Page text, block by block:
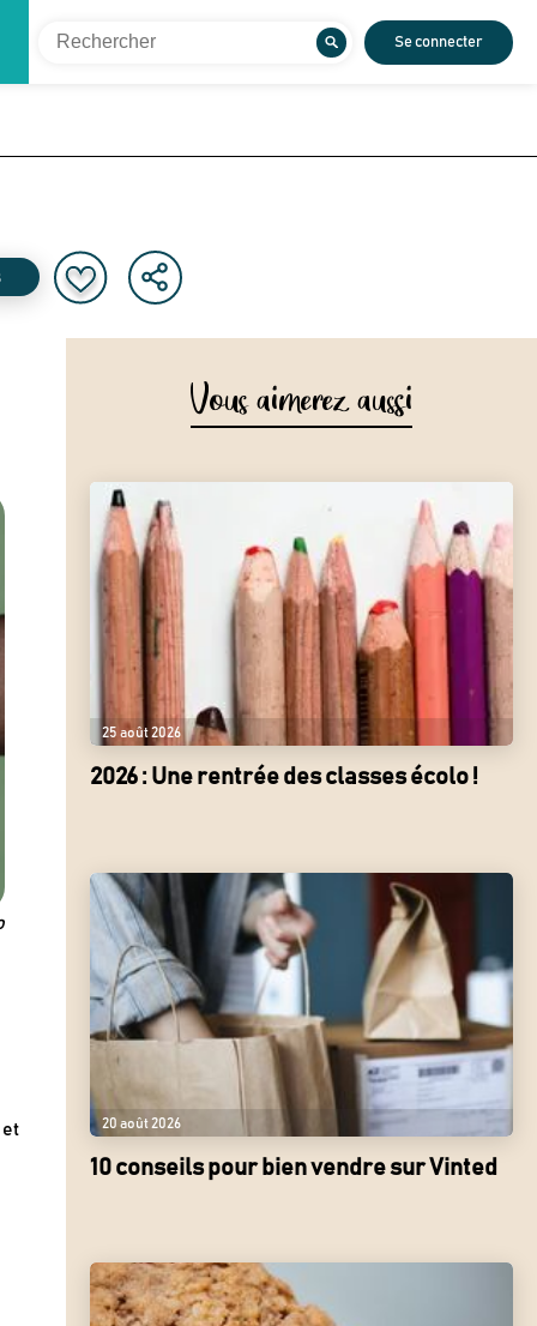
Se connecter
Vous aimerez aussi
25 août 2026
2026 : Une rentrée des classes écolo !
20 août 2026
10 conseils pour bien vendre sur Vinted